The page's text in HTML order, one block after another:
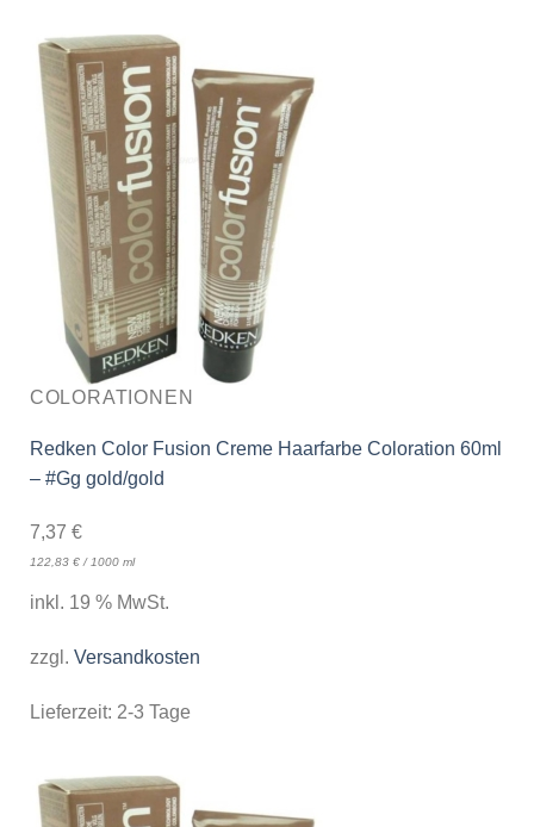
COLORATIONEN
Redken Color Fusion Creme Haarfarbe Coloration 60ml
– #Gg gold/gold
7,37 €
122,83 €/1000 ml
inkl. 19 % MwSt.
zzgl. Versandkosten
Lieferzeit: 2-3 Tage